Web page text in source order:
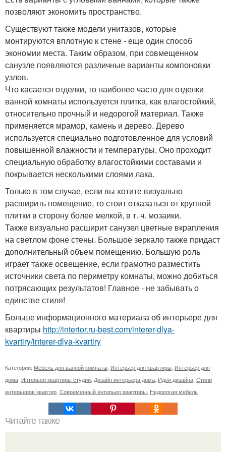
позволяют экономить пространство.
Существуют также модели унитазов, которые
монтируются вплотную к стене - еще один способ
экономии места. Таким образом, при совмещенном
санузле появляются различные варианты компоновки
узлов.
Что касается отделки, то наиболее часто для отделки
ванной комнаты используется плитка, как влагостойкий,
относительно прочный и недорогой материал. Также
применяется мрамор, камень и дерево. Дерево
используется специально подготовленное для условий
повышенной влажности и температуры. Оно проходит
специальную обработку влагостойкими составами и
покрывается несколькими слоями лака.
Только в том случае, если вы хотите визуально
расширить помещение, то стоит отказаться от крупной
плитки в сторону более мелкой, в т. ч. мозаики.
Также визуально расширит санузел цветные вкрапления
на светлом фоне стены. Большое зеркало также придаст
дополнительный объем помещению. Большую роль
играет также освещение, если грамотно разместить
источники света по периметру комнаты, можно добиться
потрясающих результатов! Главное - не забывать о
единстве стиля!
Больше информационного материала об интерьере для
квартиры http://interior.ru-best.com/interer-dlya-
kvartiry/interer-dlya-kvartiry
Категории: Мебель для ванной комнаты, Интерьер для квартиры, Интерьер для
дома, Интерьер квартиры студии, Дизайн интерьера дома, Идеи дизайна, Стили
интерьеров квартир, Современный интерьер квартиры, Недорогая мебель
Читайте также